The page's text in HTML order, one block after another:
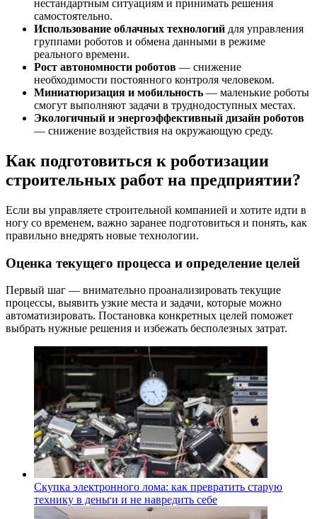
нестандартным ситуациям и принимать решения
самостоятельно.
Использование облачных технологий для управления
группами роботов и обмена данными в режиме
реального времени.
Рост автономности роботов — снижение
необходимости постоянного контроля человеком.
Миниатюризация и мобильность — маленькие роботы
смогут выполняют задачи в труднодоступных местах.
Экологичный и энергоэффективный дизайн роботов
— снижение воздействия на окружающую среду.
Как подготовиться к роботизации
строительных работ на предприятии?
Если вы управляете строительной компанией и хотите идти в
ногу со временем, важно заранее подготовиться и понять, как
правильно внедрять новые технологии.
Оценка текущего процесса и определение целей
Первый шаг — внимательно проанализировать текущие
процессы, выявить узкие места и задачи, которые можно
автоматизировать. Постановка конкретных целей поможет
выбрать нужные решения и избежать бесполезных затрат.
Скупка электронного лома: как превратить старую
технику в деньги и не навредить себе